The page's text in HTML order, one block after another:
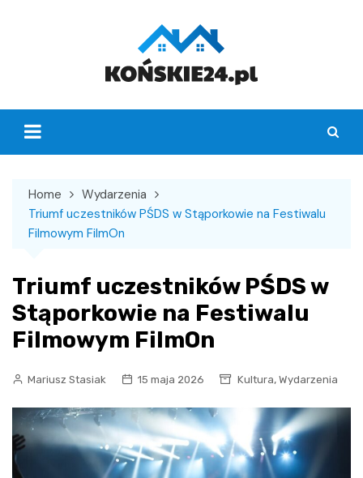
Home
Wydarzenia
Triumf uczestników PŚDS w Stąporkowie na Festiwalu
Filmowym FilmOn
Triumf uczestników PŚDS w
Stąporkowie na Festiwalu
Filmowym FilmOn
Mariusz Stasiak 15 maja 2026 Kultura, Wydarzenia